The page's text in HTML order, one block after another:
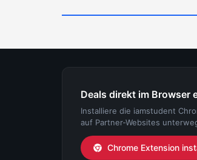
Deals direkt im Browser
Installiere die iamstudent
auf Partner-Websites
Chrome Extension